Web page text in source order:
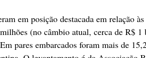
em posição destacada em relação
(no câmbio atual, cerca de R$
pares embarcados foram mais de